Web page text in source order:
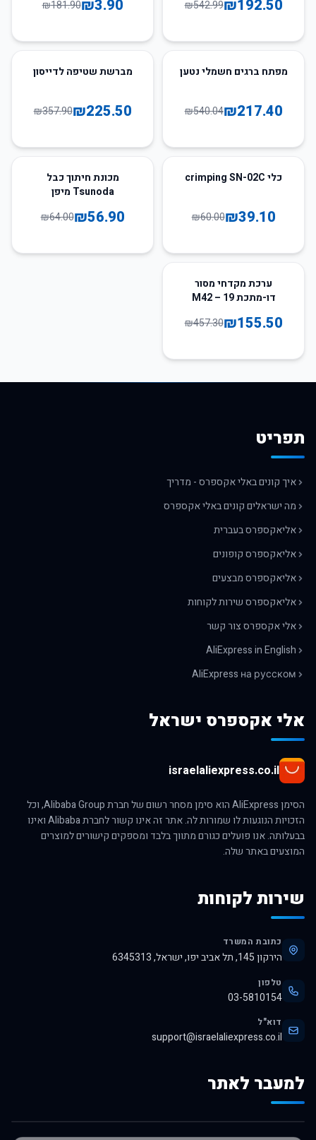
₪192.50
₪542.99
₪3.90
₪181.90
60%מפתח ברגים חשמלי נטען
₪217.40
₪540.04
37
מברשת שטיפה לדייסון
₪225.50
₪357.90
35
כלי crimping SN-02C
₪39.10
₪60.00
מכונת חיתוך כבל
Tsunoda מיפן
₪56.90
₪64.00
ערכת מקדחי מסור
דו-מתכת M42 – 19
₪155.50
₪457.30
תפריט
איך קונים באלי אקספרס - מדריך
מה ישראלים קונים באלי אקספרס
אליאקספרס בעברית
אליאקספרס קופונים
אליאקספרס מבצעים
אליאקספרס שירות לקוחות
אלי אקספרס צור קשר
AliExpress in English
AliExpress на русском
אלי אקספרס ישראל
israelaliexpress.co.il
הסימן AliExpress הוא סימן מסחר רשום של חברת Alibaba Group, וכל
הזכויות הנוגעות לו שמורות לה. אתר זה אינו קשור לחברת Alibaba ואינו
בבעלותה. אנו פועלים כגורם מתווך בלבד ומספקים קישורים למוצרים
המוצעים באתר שלה.
שירות לקוחות
כתובת המשרד
הירקון 145, תל אביב יפו, ישראל, 6345313
טלפון
03-5810154
דוא"ל
support@israelaliexpress.co.il
למעבר לאתר
לרכישה באלי אקספרס